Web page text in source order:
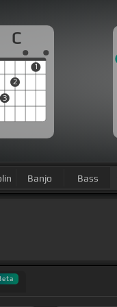
C
3
2
1
Banjo Bass